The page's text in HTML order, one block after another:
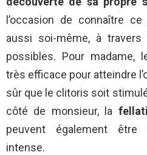
l’occasion de connaître
aussi soi-même, à
possibles. Pour madame,
très efficace pour atteindre
sûr que le clitoris soit
côté de monsieur, la
peuvent également
intense.